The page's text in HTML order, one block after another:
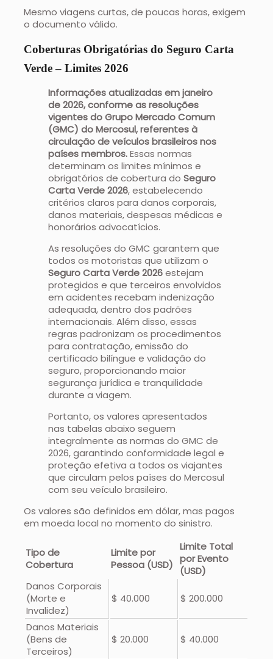
Mesmo viagens curtas, de poucas horas, exigem
o documento válido.
Coberturas Obrigatórias do Seguro Carta
Verde – Limites 2026
Informações atualizadas em janeiro
de 2026, conforme as resoluções
vigentes do Grupo Mercado Comum
(GMC) do Mercosul, referentes à
circulação de veículos brasileiros nos
países membros.Essas normas
determinam os limites mínimos e
obrigatórios de cobertura doSeguro
Carta Verde 2026, estabelecendo
critérios claros para danos corporais,
danos materiais, despesas médicas e
honorários advocatícios.
As resoluções do GMC garantem que
todos os motoristas que utilizam o
Seguro Carta Verde 2026estejam
protegidos e que terceiros envolvidos
em acidentes recebam indenização
adequada, dentro dos padrões
internacionais. Além disso, essas
regras padronizam os procedimentos
para contratação, emissão do
certificado bilíngue e validação do
seguro, proporcionando maior
segurança jurídica e tranquilidade
durante a viagem.
Portanto, os valores apresentados
nas tabelas abaixo seguem
integralmente as normas do GMC de
2026, garantindo conformidade legal e
proteção efetiva a todos os viajantes
que circulam pelos países do Mercosul
com seu veículo brasileiro.
Os valores são definidos em dólar, mas pagos
em moeda local no momento do sinistro.
Tipo de
Cobertura
Limite por
Pessoa (USD)
Limite Total
por Evento
(USD)
Danos Corporais
(Morte e
Invalidez)
$ 40.000 $ 200.000
Danos Materiais
(Bens de
Terceiros)
$ 20.000 $ 40.000